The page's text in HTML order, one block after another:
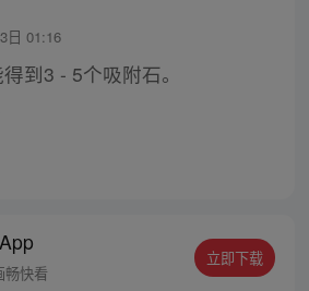
日 01:16
到3 - 5个吸附石。
畅快看
立即下载